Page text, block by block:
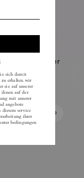
Stoffreiniger
20 €
In Den Warenkorb